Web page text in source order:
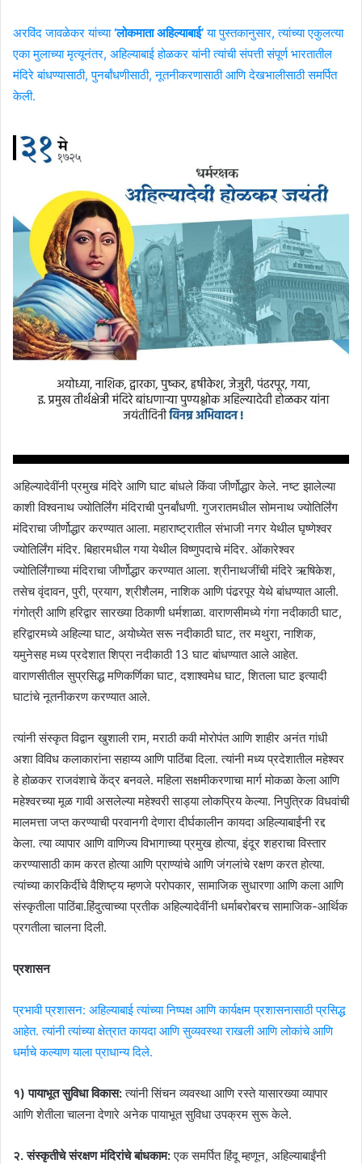
अरविंद जावळेकर यांच्या‘लोकमाता अहिल्याबाई’या पुस्तकानुसार, त्यांच्या एकुलत्या
एका मुलाच्या मृत्यूनंतर, अहिल्याबाई होळकर यांनी त्यांची संपत्ती संपूर्ण भारतातील
मंदिरे बांधण्यासाठी, पुनर्बांधणीसाठी, नूतनीकरणासाठी आणि देखभालीसाठी समर्पित
केली.
अहिल्यादेवींनी प्रमुख मंदिरे आणि घाट बांधले किंवा जीर्णोद्धार केले. नष्ट झालेल्या
काशी विश्वनाथ ज्योतिर्लिंग मंदिराची पुनर्बांधणी. गुजरातमधील सोमनाथ ज्योतिर्लिंग
मंदिराचा जीर्णोद्धार करण्यात आला. महाराष्ट्रातील संभाजी नगर येथील घृष्णेश्वर
ज्योतिर्लिंग मंदिर. बिहारमधील गया येथील विष्णुपदाचे मंदिर. ओंकारेश्वर
ज्योतिर्लिंगाच्या मंदिराचा जीर्णोद्धार करण्यात आला. श्रीनाथजींची मंदिरे ऋषिकेश,
तसेच वृंदावन, पुरी, प्रयाग, श्रीशैलम, नाशिक आणि पंढरपूर येथे बांधण्यात आली.
गंगोत्री आणि हरिद्वार सारख्या ठिकाणी धर्मशाळा. वाराणसीमध्ये गंगा नदीकाठी घाट,
हरिद्वारमध्ये अहिल्या घाट, अयोध्येत सरू नदीकाठी घाट, तर मथुरा, नाशिक,
यमुनेसह मध्य प्रदेशात शिप्रा नदीकाठी 13 घाट बांधण्यात आले आहेत.
वाराणसीतील सुप्रसिद्ध मणिकर्णिका घाट, दशाश्वमेध घाट, शितला घाट इत्यादी
घाटांचे नूतनीकरण करण्यात आले.
त्यांनी संस्कृत विद्वान खुशाली राम, मराठी कवी मोरोपंत आणि शाहीर अनंत गांधी
अशा विविध कलाकारांना सहाय्य आणि पाठिंबा दिला. त्यांनी मध्य प्रदेशातील महेश्वर
हे होळकर राजवंशाचे केंद्र बनवले. महिला सक्षमीकरणाचा मार्ग मोकळा केला आणि
महेश्वरच्या मूळ गावी असलेल्या महेश्वरी साड्या लोकप्रिय केल्या. निपुत्रिक विधवांची
मालमत्ता जप्त करण्याची परवानगी देणारा दीर्घकालीन कायदा अहिल्याबाईंनी रद्द
केला. त्या व्यापार आणि वाणिज्य विभागाच्या प्रमुख होत्या, इंदूर शहराचा विस्तार
करण्यासाठी काम करत होत्या आणि प्राण्यांचे आणि जंगलांचे रक्षण करत होत्या.
त्यांच्या कारकिर्दीचे वैशिष्ट्य म्हणजे परोपकार, सामाजिक सुधारणा आणि कला आणि
संस्कृतीला पाठिंबा.हिंदुत्वाच्या प्रतीक अहिल्यादेवींनी धर्माबरोबरच सामाजिक-आर्थिक
प्रगतीला चालना दिली.
प्रशासन
प्रभावी प्रशासन: अहिल्याबाई त्यांच्या निष्पक्ष आणि कार्यक्षम प्रशासनासाठी प्रसिद्ध
आहेत. त्यांनी त्यांच्या क्षेत्रात कायदा आणि सुव्यवस्था राखली आणि लोकांचे आणि
धर्माचे कल्याण याला प्राधान्य दिले.
१) पायाभूत सुविधा विकास:त्यांनी सिंचन व्यवस्था आणि रस्ते यासारख्या व्यापार
आणि शेतीला चालना देणारे अनेक पायाभूत सुविधा उपक्रम सुरू केले.
२. संस्कृतीचे संरक्षण मंदिरांचे बांधकाम:एक समर्पित हिंदू म्हणून, अहिल्याबाईंनी